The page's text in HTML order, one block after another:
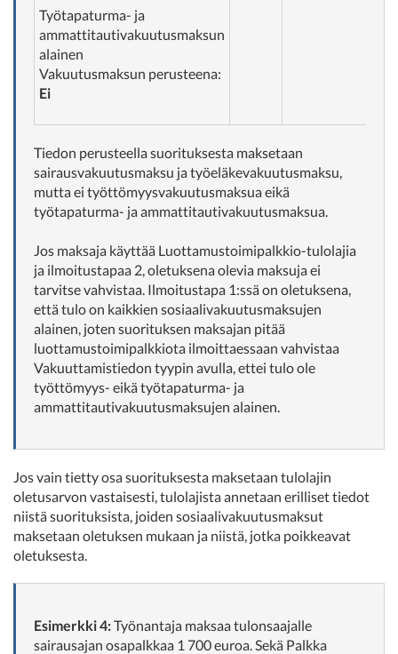
Työtapaturma- ja
ammattitautivakuutusmaksun
alainen
Vakuutusmaksun perusteena:
Ei
Tiedon perusteella suorituksesta maksetaan
sairausvakuutusmaksu ja työeläkevakuutusmaksu,
mutta ei työttömyysvakuutusmaksua eikä
työtapaturma- ja ammattitautivakuutusmaksua.
Jos maksaja käyttää Luottamustoimipalkkio-tulolajia
ja ilmoitustapaa 2, oletuksena olevia maksuja ei
tarvitse vahvistaa. Ilmoitustapa 1:ssä on oletuksena,
että tulo on kaikkien sosiaalivakuutusmaksujen
alainen, joten suorituksen maksajan pitää
luottamustoimipalkkiota ilmoittaessaan vahvistaa
Vakuuttamistiedon tyypin avulla, ettei tulo ole
työttömyys- eikä työtapaturma- ja
ammattitautivakuutusmaksujen alainen.
Jos vain tietty osa suorituksesta maksetaan tulolajin
oletusarvon vastaisesti, tulolajista annetaan erilliset tiedot
niistä suorituksista, joiden sosiaalivakuutusmaksut
maksetaan oletuksen mukaan ja niistä, jotka poikkeavat
oletuksesta.
Esimerkki 4:Työnantaja maksaa tulonsaajalle
sairausajan osapalkkaa 1 700 euroa. Sekä Palkka